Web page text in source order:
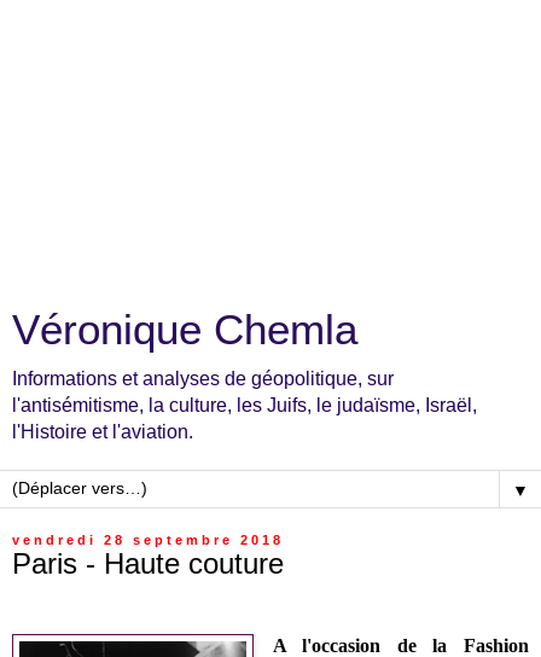
Véronique Chemla
Informations et analyses de géopolitique, sur
l'antisémitisme, la culture, les Juifs, le judaïsme, Israël,
l'Histoire et l'aviation.
▼
vendredi 28 septembre 2018
Paris - Haute couture
A l'occasion de la Fashion